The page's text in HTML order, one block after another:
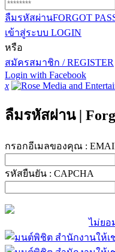
ลืมรหัสผ่านFORGOT
เข้าสู่ระบบ LOGIN
หรือ
สมัครสมาชิก / REGISTER
Login with Facebook
x
ลืมรหัสผ่าน |
กรอกอีเมลของคุณ :
รหัสยืนยัน : CAPCHA
ไม่ยอ